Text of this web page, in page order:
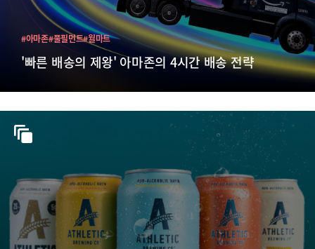
'빠른 배송의 제왕' 아마존의 4시간 배송 전략
#아마존#풀필먼트#월마트